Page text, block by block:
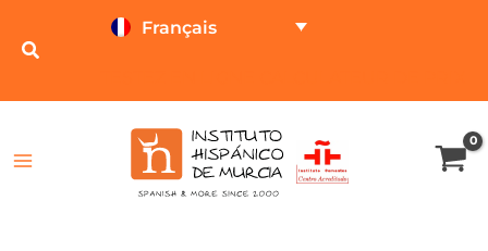
Français